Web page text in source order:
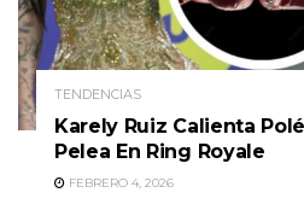
TENDENCIAS
Karely Ruiz Calienta
Pelea En Ring Royale
FEBRERO 4, 2026